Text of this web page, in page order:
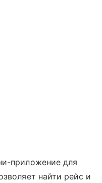
приложение для
найти рейс и